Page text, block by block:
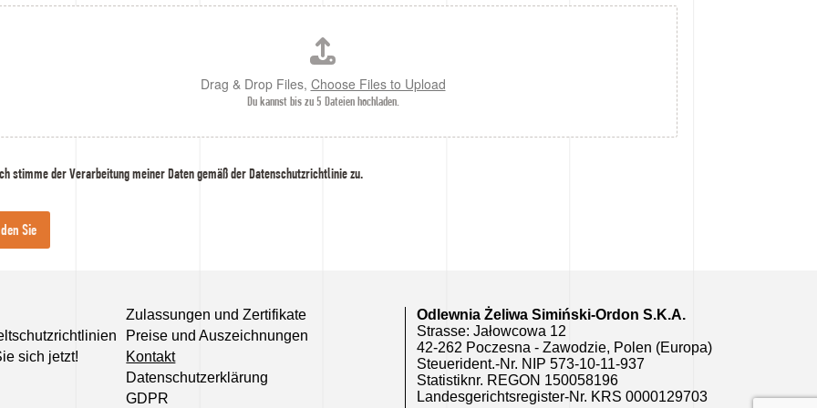
Drag & Drop Files, Choose Files to Upload
Du kannst bis zu 5 Dateien hochladen.
stimme der Verarbeitung meiner Daten gemäß der Datenschutzrichtlinie zu.
Sie
Zulassungen und Zertifikate
Preise und Auszeichnungen
sich jetzt!
Kontakt
Datenschutzerklärung
GDPR
Odlewnia Żeliwa Simiński-Ordon S.K.A.
Strasse: Jałowcowa 12
42-262 Poczesna - Zawodzie, Polen (Europa)
Steuerident.-Nr. NIP 573-10-11-937
Statistiknr. REGON 150058196
Landesgerichtsregister-Nr. KRS 0000129703